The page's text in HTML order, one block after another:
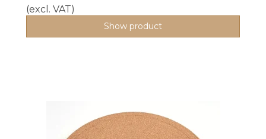
(excl. VAT)
Show product